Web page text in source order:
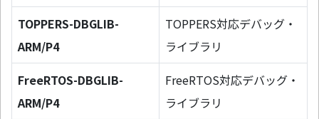
TOPPERS-DBGLIB-
ARM/P4
TOPPERS対応デバッグ・
ライブラリ
FreeRTOS-DBGLIB-
ARM/P4
FreeRTOS対応デバッグ・
ライブラリ